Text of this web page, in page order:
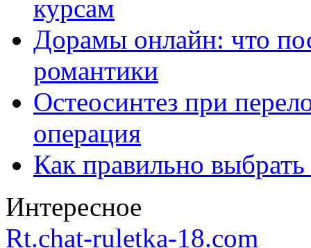
курсам
Дорамы онлайн: что
романтики
Остеосинтез при
операция
Как правильно
Интересное
Rt.chat-ruletka-18.com